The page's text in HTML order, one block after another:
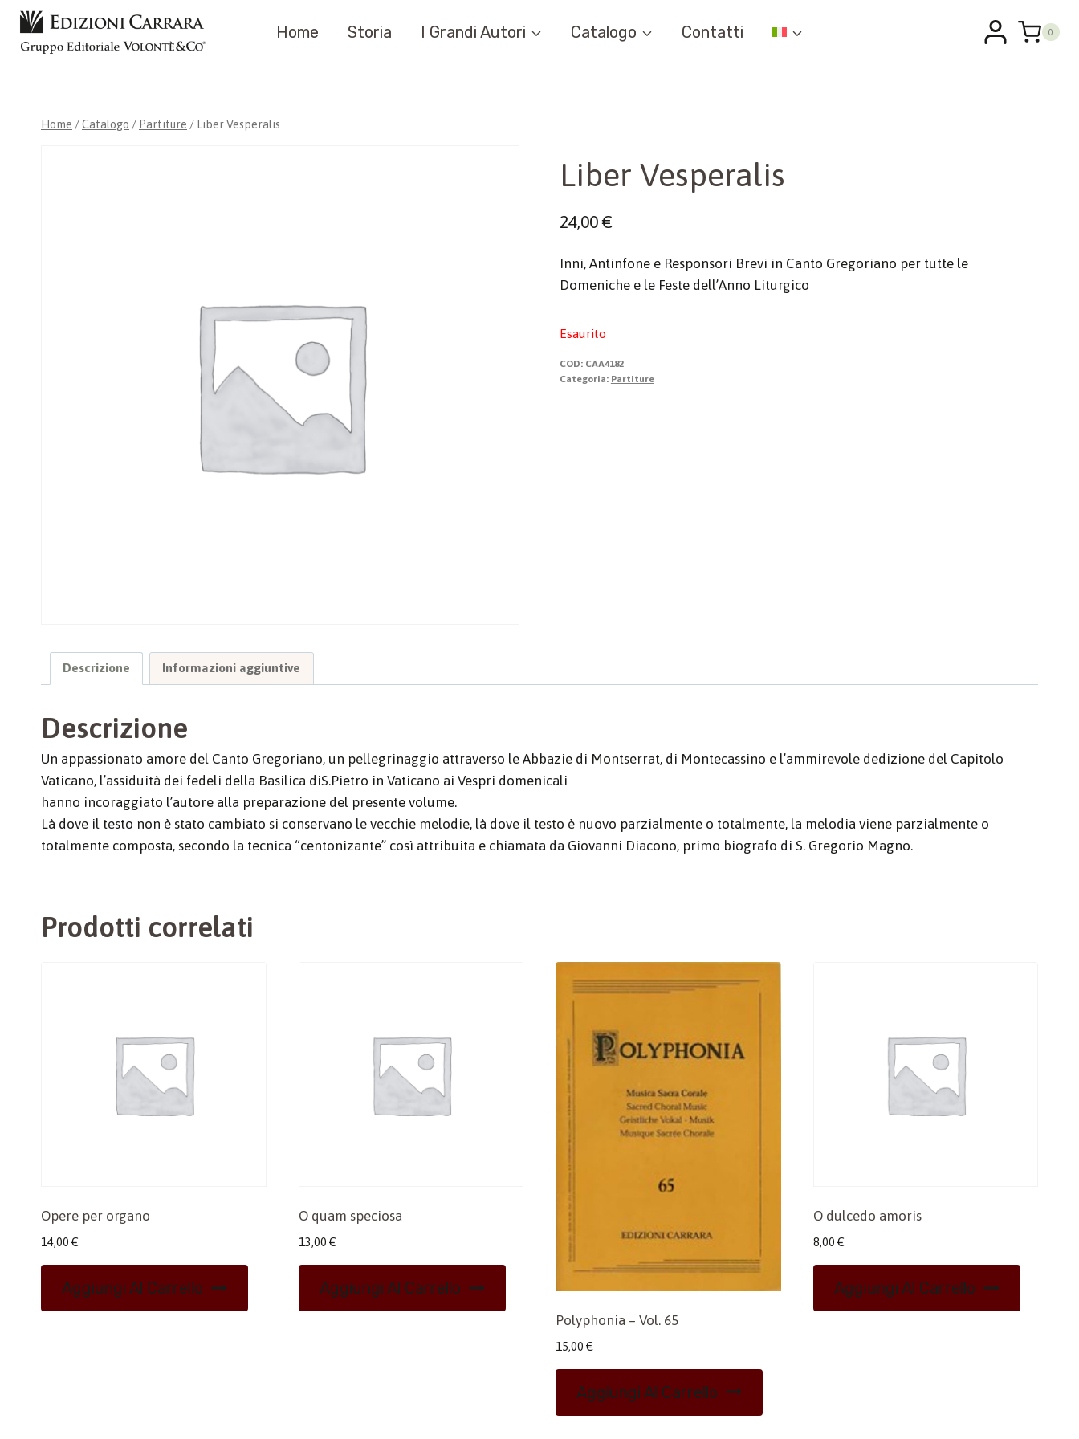
Salta
contenuto
Home Storia I Grandi Autori Catalogo Contatti 0
Home /Catalogo / Partiture / Liber Vesperalis
Liber Vesperalis
24,00€
Inni, Antinfone e Responsori Brevi in Canto Gregoriano per tutte le
Domeniche e le Feste dell’Anno Liturgico
Esaurito
COD: CAA4182
Categoria: Partiture
Descrizione Informazioni aggiuntive
Descrizione
Un appassionato amore del Canto Gregoriano, un pellegrinaggio attraverso le Abbazie di Montserrat, di Montecassino e l’ammirevole dedizione del Capitolo
Vaticano, l’assiduità dei fedeli della Basilica diS.Pietro in Vaticano ai Vespri domenicali
hanno incoraggiato l’autore alla preparazione del presente volume.
Là dove il testo non è stato cambiato si conservano le vecchie melodie, là dove il testo è nuovo parzialmente o totalmente, la melodia viene parzialmente o
totalmente composta, secondo la tecnica “centonizante” così attribuita e chiamata da Giovanni Diacono, primo biografo di S. Gregorio Magno.
Prodotti correlati
Opere per organo
14,00 €
Aggiungi Al Carrello
O quam speciosa
13,00 €
Aggiungi Al Carrello
Polyphonia – Vol. 65
15,00 €
Aggiungi Al Carrello
O dulcedo amoris
8,00 €
Aggiungi Al Carrello